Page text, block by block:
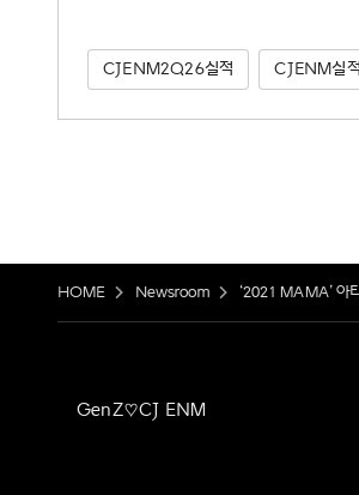
CJENM2Q26실적 CJENM실
HOME Newsroom ‘2021 MAMA’ 아
GenZ♡CJ ENM